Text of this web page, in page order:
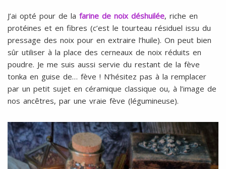
J’ai opté pour de la farine de noix déshuilée, riche en
protéines et en fibres (c’est le tourteau résiduel issu du
pressage des noix pour en extraire l’huile). On peut bien
sûr utiliser à la place des cerneaux de noix réduits en
poudre. Je me suis aussi servie du restant de la fève
tonka en guise de… fève ! N’hésitez pas à la remplacer
par un petit sujet en céramique classique ou, à l’image de
nos ancêtres, par une vraie fève (légumineuse).